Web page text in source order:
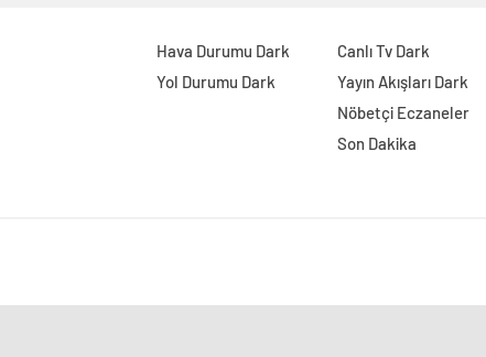
Hava Durumu Dark
Yol Durumu Dark
Canlı Tv Dark
Yayın Akışları Dark
Nöbetçi Eczaneler
Son Dakika